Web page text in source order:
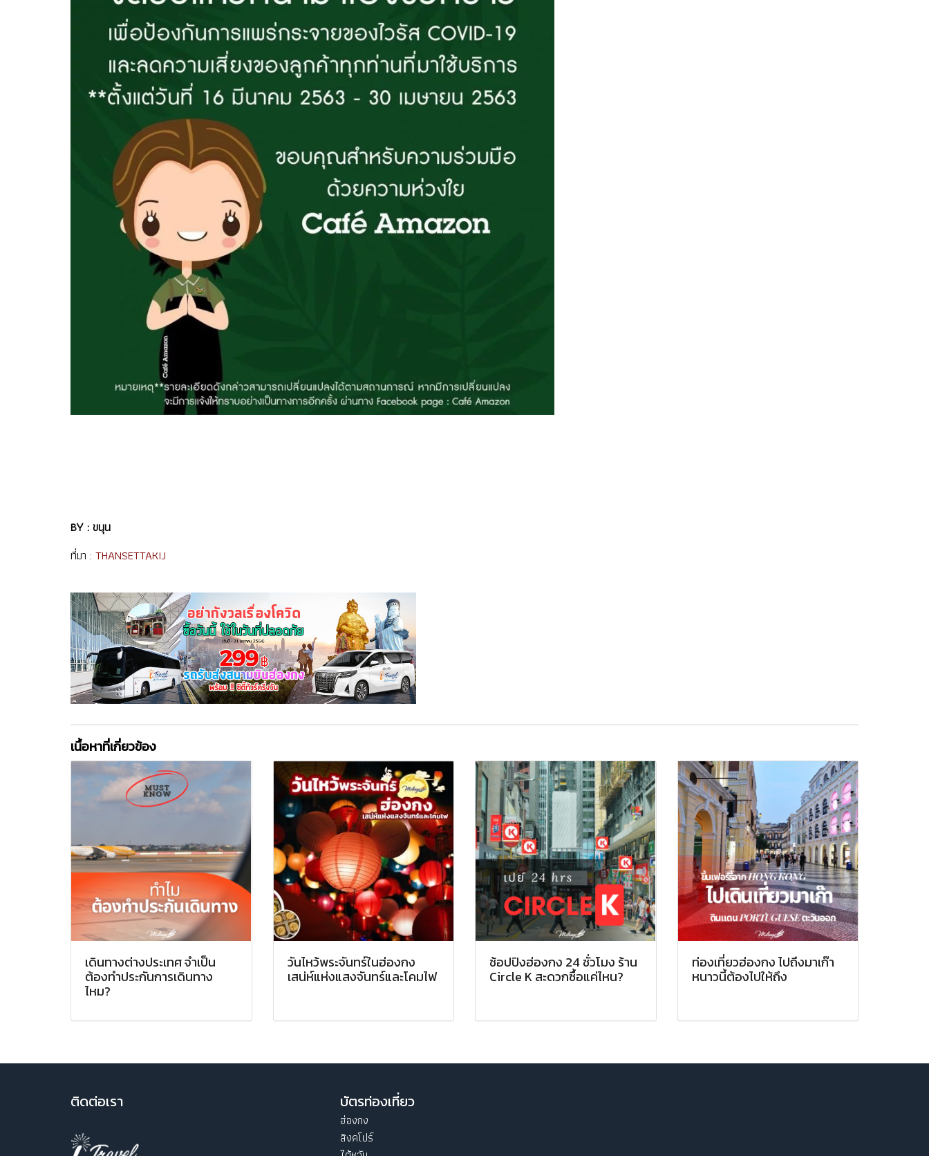
BY : ขนุน
ที่มา : THANSETTAKIJ
เนื้อหาที่เกี่ยวข้อง
เดินทางต่างประเทศ จำเป็น
ต้องทำประกันการเดินทาง
ไหม?
วันไหว้พระจันทร์ในฮ่องกง
เสน่ห์แห่งแสงจันทร์และโคมไฟ
ช้อปปิงฮ่องกง 24 ชั่วโมง ร้าน
Circle K สะดวกซื้อแค่ไหน?
ท่องเที่ยวฮ่องกง ไปถึงมาเก๊า
หนาวนี้ต้องไปให้ถึง
ติดต่อเรา บัตรท่องเที่ยว
ฮ่องกง
สิงคโปร์